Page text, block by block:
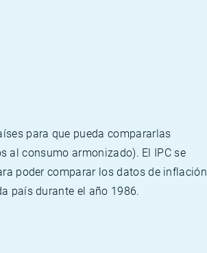
para que pueda compararlas
al consumo armonizado). El IPC se
poder comparar los datos de inflación
país durante el año 1986.